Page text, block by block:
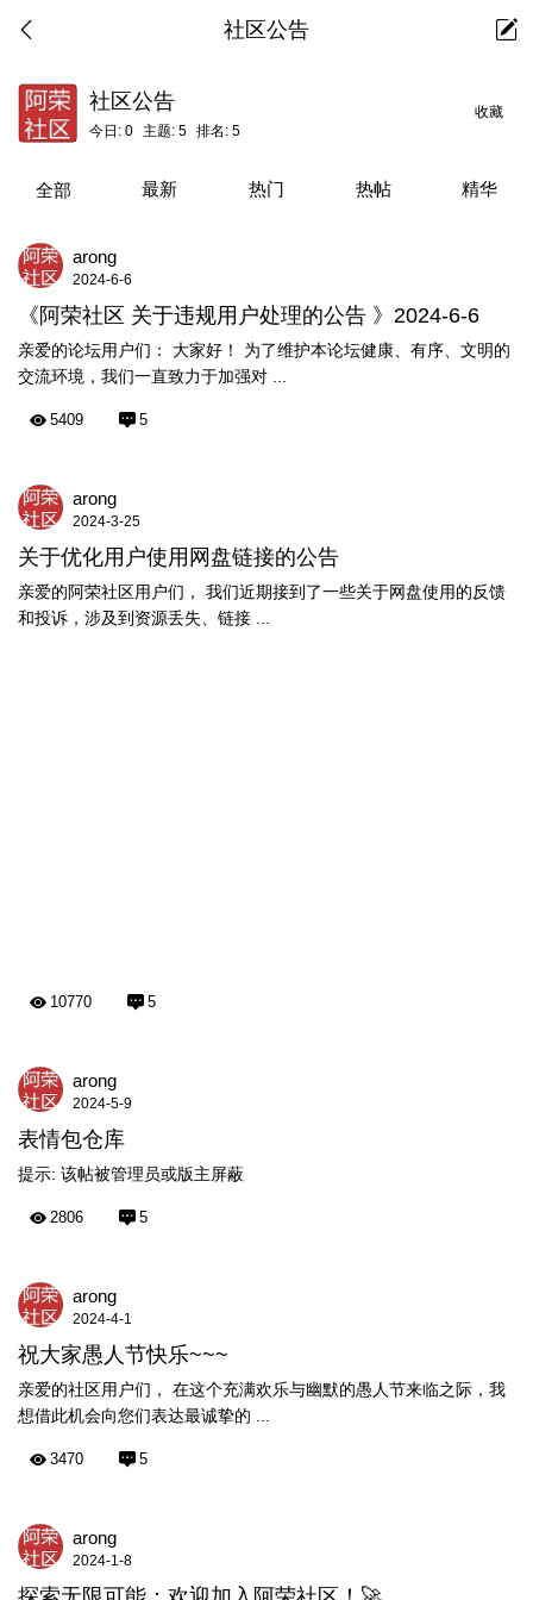
社区公告
收藏
社区公告
今日: 0 主题: 5 排名: 5
全部 最新 热门 热帖 精华
arong
2024-6-6
《阿荣社区 关于违规用户处理的公告 》2024-6-6
亲爱的论坛用户们： 大家好！ 为了维护本论坛健康、有序、文明的
交流环境，我们一直致力于加强对 ...
5409 5
arong
2024-3-25
关于优化用户使用网盘链接的公告
亲爱的阿荣社区用户们， 我们近期接到了一些关于网盘使用的反馈
和投诉，涉及到资源丢失、链接 ...
10770 5
arong
2024-5-9
表情包仓库
提示: 该帖被管理员或版主屏蔽
2806 5
arong
2024-4-1
祝大家愚人节快乐~~~
亲爱的社区用户们， 在这个充满欢乐与幽默的愚人节来临之际，我
想借此机会向您们表达最诚挚的 ...
3470 5
arong
2024-1-8